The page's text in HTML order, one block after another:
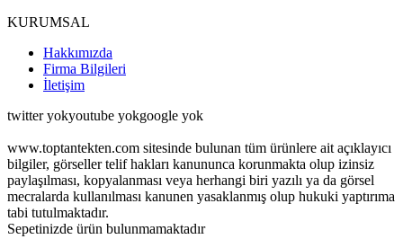
KURUMSAL
Hakkımızda
Firma Bilgileri
İletişim
twitter yokyoutube yokgoogle yok
www.toptantekten.com sitesinde bulunan tüm ürünlere ait açıklayıcı
bilgiler, görseller telif hakları kanununca korunmakta olup izinsiz
paylaşılması, kopyalanması veya herhangi biri yazılı ya da görsel
mecralarda kullanılması kanunen yasaklanmış olup hukuki yaptırıma
tabi tutulmaktadır.
Sepetinizde ürün bulunmamaktadır